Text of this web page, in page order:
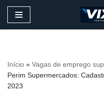
conteúdo
Início » Vagas de emprego
Perim Supermercados:
2023